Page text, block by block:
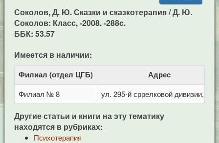
Соколов, Д. Ю. Сказки и сказкотерапия / Д. Ю.
Соколов: Класс, -2008. -288c.
ББК: 53.57
Имеется в наличии:
Филиал (отдел ЦГБ) Адрес
Филиал № 8 ул. 295-й сррелковой дивизии, 114
Другие статьи и книги на эту тематику
находятся в рубриках:
Психотерапия